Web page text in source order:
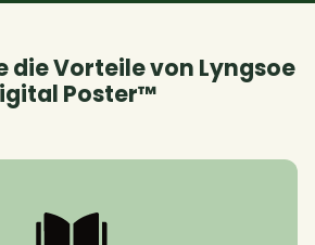
die Vorteile von Lyngsoe
Poster™